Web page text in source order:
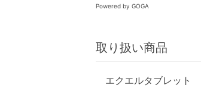
Powered by GOGA
取り扱い商品
エクエルタブレット